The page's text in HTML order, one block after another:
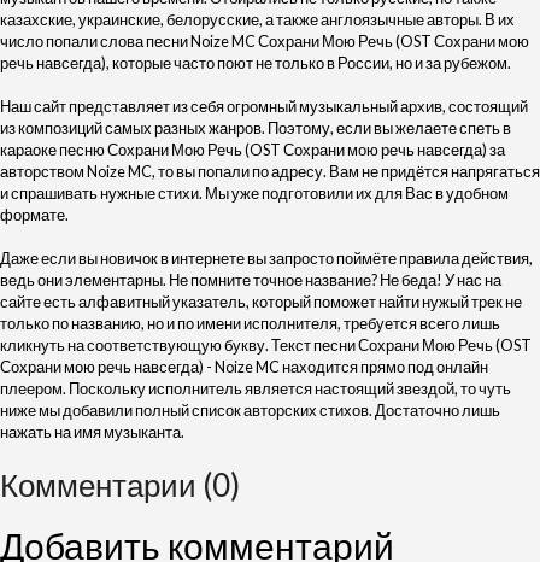
казахские, украинские, белорусские, а также англоязычные авторы. В их
число попали слова песни Noize MC Сохрани Мою Речь (OST Сохрани мою
речь навсегда), которые часто поют не только в России, но и за рубежом.
Наш сайт представляет из себя огромный музыкальный архив, состоящий
из композиций самых разных жанров. Поэтому, если вы желаете спеть в
караоке песню Сохрани Мою Речь (OST Сохрани мою речь навсегда) за
авторством Noize MC, то вы попали по адресу. Вам не придётся напрягаться
и спрашивать нужные стихи. Мы уже подготовили их для Вас в удобном
формате.
Даже если вы новичок в интернете вы запросто поймёте правила действия,
ведь они элементарны. Не помните точное название? Не беда! У нас на
сайте есть алфавитный указатель, который поможет найти нужый трек не
только по названию, но и по имени исполнителя, требуется всего лишь
кликнуть на соответствующую букву. Текст песни Сохрани Мою Речь (OST
Сохрани мою речь навсегда) - Noize MC находится прямо под онлайн
плеером. Поскольку исполнитель является настоящий звездой, то чуть
ниже мы добавили полный список авторских стихов. Достаточно лишь
нажать на имя музыканта.
Комментарии (0)
Добавить комментарий